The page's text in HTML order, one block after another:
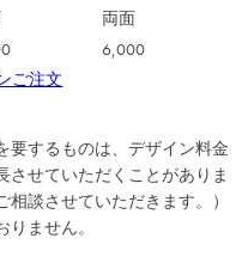
両面
6,000
要するものは、デザイン料金
させていただくことがありま
談させていただきます。）
ません。